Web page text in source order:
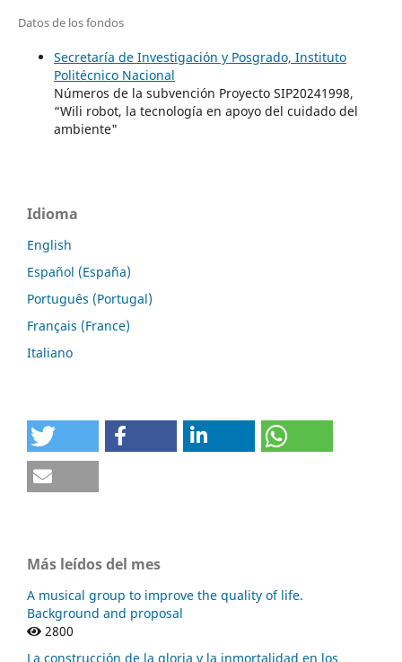
Datos de los fondos
Secretaría de Investigación y Posgrado, Instituto
Politécnico Nacional
Números de la subvención Proyecto SIP20241998,
“Wili robot, la tecnología en apoyo del cuidado del
ambiente"
Idioma
English
Español (España)
Português (Portugal)
Français (France)
Italiano
Más leídos del mes
A musical group to improve the quality of life.
Background and proposal
2800
La construcción de la gloria y la inmortalidad en los